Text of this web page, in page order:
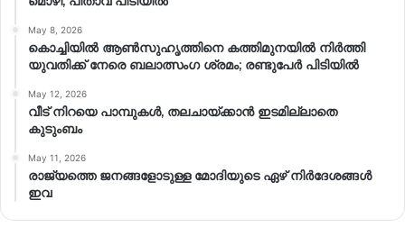
May 8, 2026
കൊച്ചിയിൽ ആൺസുഹൃത്തിനെ കത്തിമുനയിൽ നിർത്തി
യുവതിക്ക് നേരെ ബലാത്സംഗ​ ശ്രമം; രണ്ടുപേർ പിടിയിൽ
May 12, 2026
വീട് നിറയെ പാമ്പുകൾ, തലചായ്ക്കാൻ ഇടമില്ലാതെ
കുടുംബം
May 11, 2026
രാജ്യത്തെ ജനങ്ങളോടുള്ള മോദിയുടെ ഏഴ് നിര്‍ദേശങ്ങള്‍
ഇവ